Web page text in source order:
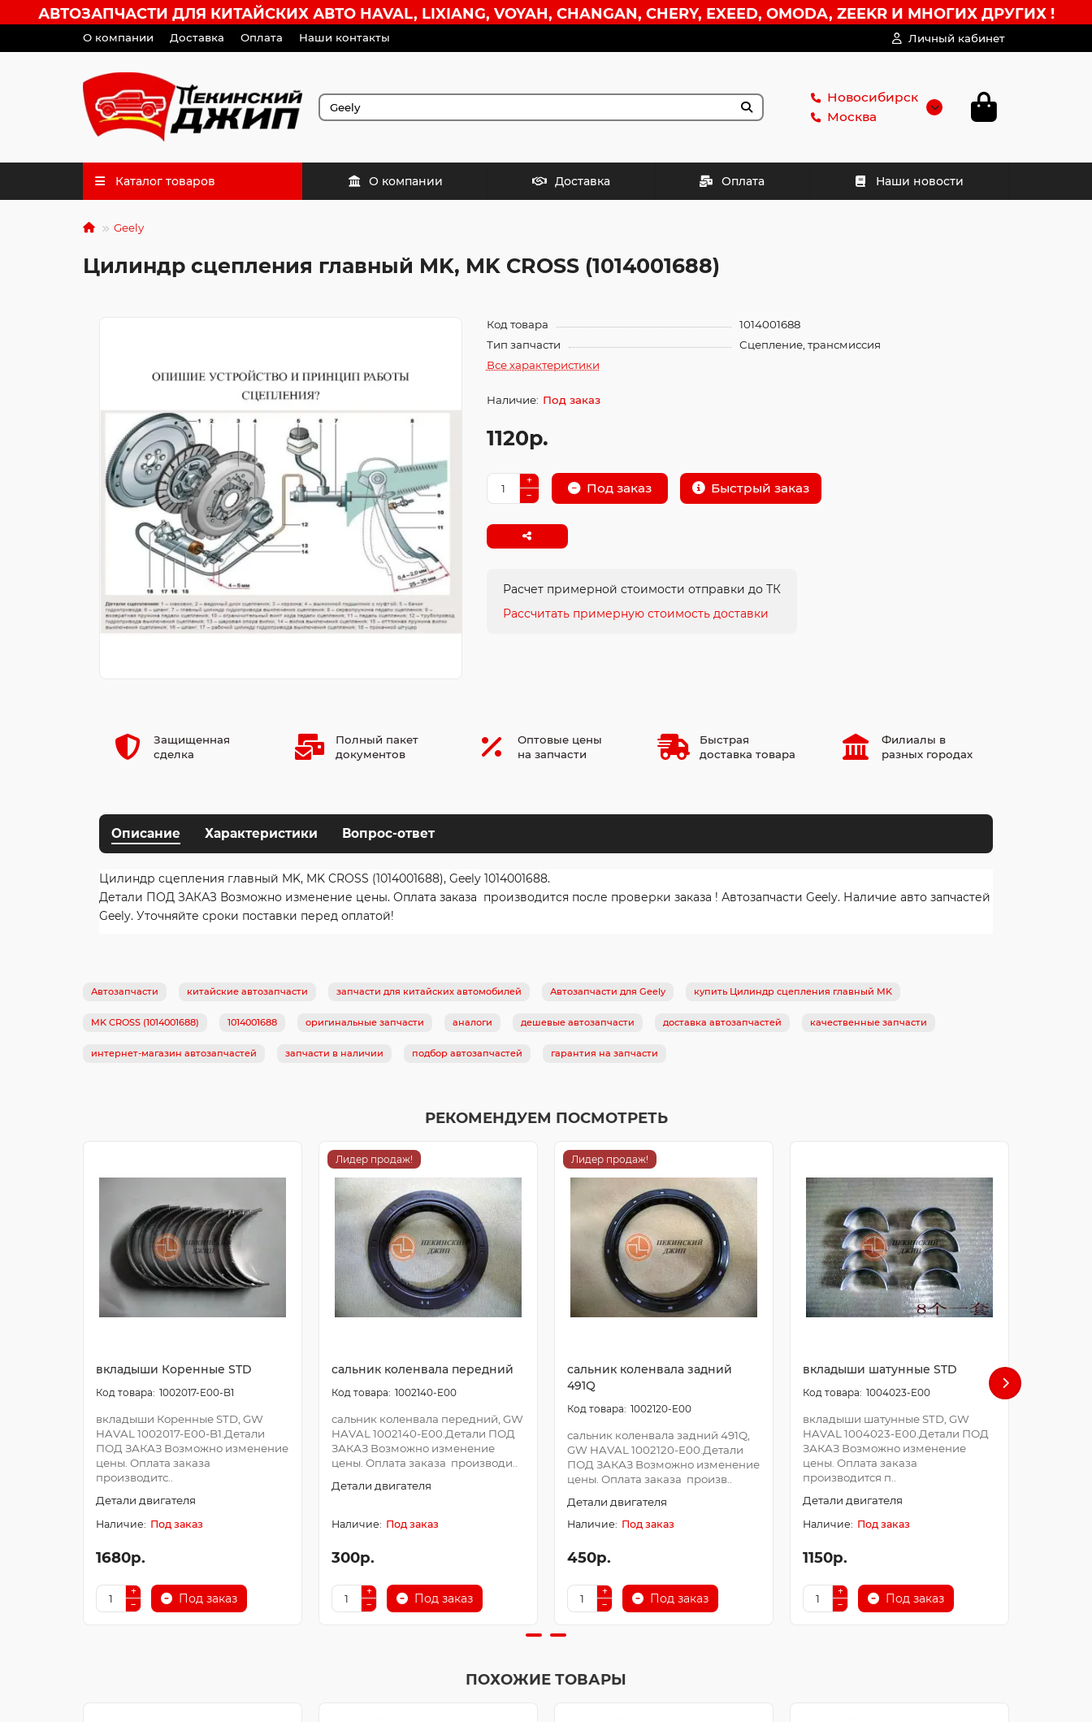
АВТОЗАПЧАСТИ ДЛЯ КИТАЙСКИХ АВТО HAVAL, LIXIANG, VOYAH, CHANGAN, CHERY, EXEED, OMODA, ZEEKR И МНОГИХ ДРУГИХ !
О компании Доставка Оплата Наши контакты Личный кабинет
Новосибирск
Москва
Каталог товаров О компании Доставка Оплата Наши новости
Geely
Цилиндр сцепления главный MK, MK CROSS (1014001688)
Код товара
1014001688
Тип запчасти
Сцепление, трансмиссия
Все характеристики
Под заказ
1120р.
Под заказ Быстрый заказ
Расчет примерной стоимости отправки до ТК
Рассчитать примерную стоимость доставки
Защищенная
сделка
Полный пакет
документов
Оптовые цены
на запчасти
Быстрая
доставка товара
Филиалы в
разных городах
Описание Характеристики Вопрос-ответ
Цилиндр сцепления главный MK, MK CROSS (1014001688), Geely 1014001688.
Детали ПОД ЗАКАЗ Возможно изменение цены. Оплата заказа производится после проверки заказа ! Автозапчасти Geely. Наличие авто запчастей
Geely. Уточняйте сроки поставки перед оплатой!
Автозапчасти китайские автозапчасти запчасти для китайских автомобилей Автозапчасти для Geely купить Цилиндр сцепления главный MK
MK CROSS (1014001688) 1014001688 оригинальные запчасти аналоги дешевые автозапчасти доставка автозапчастей качественные запчасти
интернет-магазин автозапчастей запчасти в наличии подбор автозапчастей гарантия на запчасти
РЕКОМЕНДУЕМ ПОСМОТРЕТЬ
вкладыши Коренные STD
1002017-E00-B1
вкладыши Коренные STD, GW
HAVAL 1002017-E00-B1.Детали
ПОД ЗАКАЗ Возможно изменение
цены. Оплата заказа
производитс..
Детали двигателя
Под заказ
1680р.
Под заказ
Лидер продаж!
сальник коленвала передний
1002140-E00
сальник коленвала передний, GW
HAVAL 1002140-E00.Детали ПОД
ЗАКАЗ Возможно изменение
цены. Оплата заказа производи..
Детали двигателя
Под заказ
300р.
Под заказ
Лидер продаж!
сальник коленвала задний
491Q
1002120-E00
сальник коленвала задний 491Q,
GW HAVAL 1002120-E00.Детали
ПОД ЗАКАЗ Возможно изменение
цены. Оплата заказа произв..
Детали двигателя
Под заказ
450р.
Под заказ
вкладыши шатунные STD
1004023-E00
вкладыши шатунные STD, GW
HAVAL 1004023-E00.Детали ПОД
ЗАКАЗ Возможно изменение
цены. Оплата заказа
производится п..
Детали двигателя
Под заказ
1150р.
Под заказ
ПОХОЖИЕ ТОВАРЫ